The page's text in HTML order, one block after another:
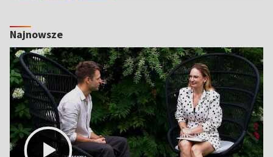
Najnowsze